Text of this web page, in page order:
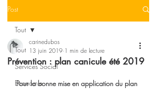
Post
Tout
Services Social
Economie
Tout
Prévention : plan canicule été 2019
carinedubos
13 juin 2019 1 min de lecture
Pour la bonne mise en application du plan